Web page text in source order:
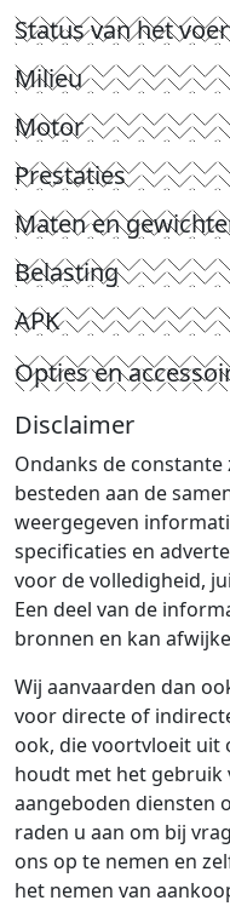
Status van het
Milieu
Motor
Prestaties
Maten en
Belasting
APK
Opties en
Disclaimer
Ondanks de
besteden aan de
weergegeven
specificaties en
voor de volledigheid,
Een deel van de
bronnen en kan
Wij aanvaarden dan
voor directe of
ook, die voortvloeit uit
houdt met het gebruik
aangeboden diensten
raden u aan om bij
ons op te nemen en
het nemen van